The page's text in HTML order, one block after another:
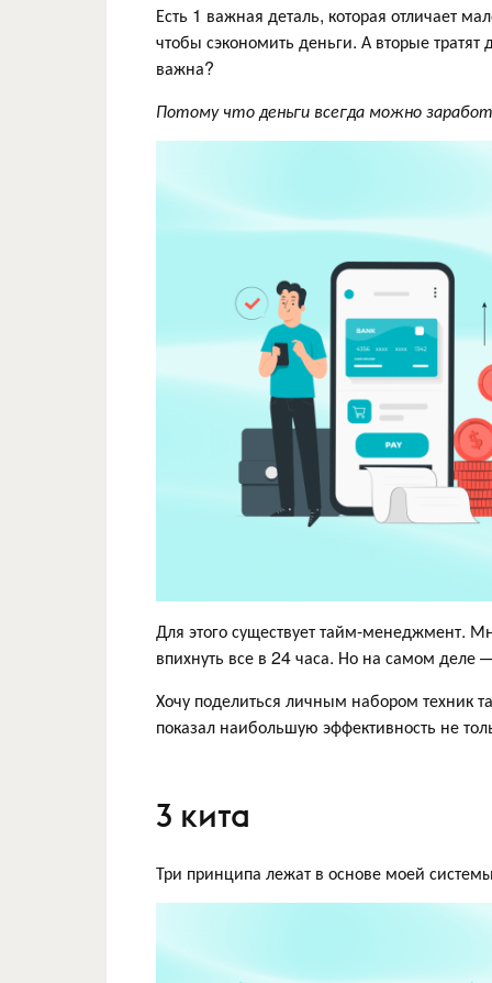
Есть 1 важная деталь, которая отличает
чтобы сэкономить деньги. А вторые
важна?
Потому что деньги всегда можно
Для этого существует тайм-менеджмент.
впихнуть все в 24 часа. Но на самом
Хочу поделиться личным набором техник
показал наибольшую эффективность не
3 кита
Три принципа лежат в основе моей